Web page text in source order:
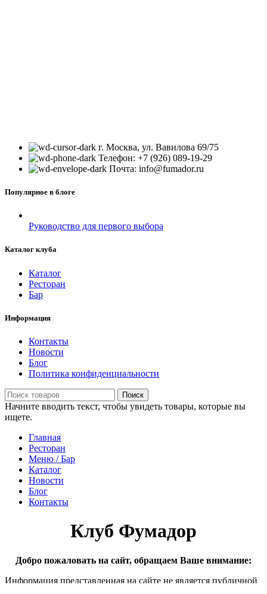
г. Москва, ул. Вавилова 69/75
Телефон: +7 (926) 089-19-29
Почта: info@fumador.ru
Популярное в блоге
Руководство для первого выбора
Каталог клуба
Каталог
Ресторан
Бар
Информация
Контакты
Новости
Блог
Политика конфиденциальности
Поиск
Начните вводить текст, чтобы увидеть товары, которые вы
ищете.
Главная
Ресторан
Меню / Бар
Каталог
Новости
Блог
Контакты
Клуб Фумадор
Добро пожаловать на сайт, обращаем Ваше внимание:
Информация представленная на сайте не является публичной